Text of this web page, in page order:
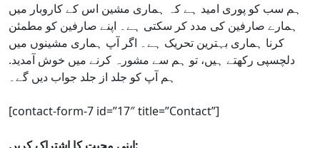
ہم سب کو پوری امید ہے کہ ہماری مشین اس کے کاروبار میں
ہمارے صارفین کی مدد کر سکتی ہے۔ اپنے صارفین کو مطمئن
کرنا ہماری بہترین تحریک ہے۔ اگر آپ ہماری مشینوں میں
دلچسپی رکھتے ہیں، تو ہم سے مشورہ کرنے میں خوش آمدید.
ہم آپ کو جلد از جلد جواب دیں گے۔
[contact-form-7 id=”17″ title=”Contact”]